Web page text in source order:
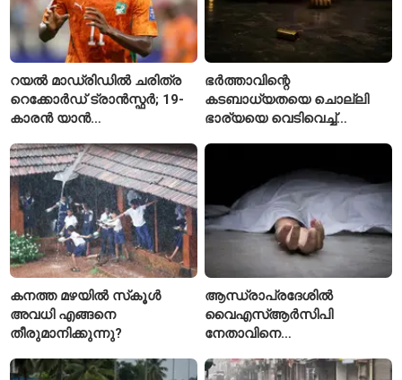
റയൽ മാഡ്രിഡിൽ ചരിത്ര
റെക്കോർഡ് ട്രാൻസ്ഫർ; 19-
കാരൻ യാൻ
സ്വന്തമാക്കി സ്പാനിഷ്
വമ്പന്മാർ
ഭർത്താവിന്റെ
കടബാധ്യതയെ ചൊല്ലി
ഭാര്യയെ വെടിവെച്ച്
കൊലപാതകം
കനത്ത മഴയിൽ സ്‌കൂൾ
അവധി എങ്ങനെ
തീരുമാനിക്കുന്നു?
ആന്ധ്രാപ്രദേശിൽ
വൈഎസ്ആർസിപി
നേതാവിനെ
അന്വേഷണം ആരംഭിച്ച്